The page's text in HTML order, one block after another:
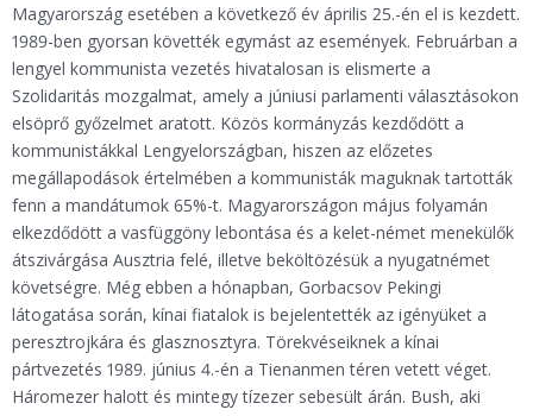
Magyarország esetében a következő év április 25.-én el is kezdett.
1989-ben gyorsan követték egymást az események. Februárban a
lengyel kommunista vezetés hivatalosan is elismerte a
Szolidaritás mozgalmat, amely a júniusi parlamenti választásokon
elsöprő győzelmet aratott. Közös kormányzás kezdődött a
kommunistákkal Lengyelországban, hiszen az előzetes
megállapodások értelmében a kommunisták maguknak tartották
fenn a mandátumok 65%-t. Magyarországon május folyamán
elkezdődött a vasfüggöny lebontása és a kelet-német menekülők
átszivárgása Ausztria felé, illetve beköltözésük a nyugatnémet
követségre. Még ebben a hónapban, Gorbacsov Pekingi
látogatása során, kínai fiatalok is bejelentették az igényüket a
peresztrojkára és glasznosztyra. Törekvéseiknek a kínai
pártvezetés 1989. június 4.-én a Tienanmen téren vetett véget.
Háromezer halott és mintegy tízezer sebesült árán. Bush, aki